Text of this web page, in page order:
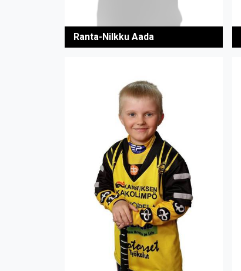
Ranta-Nilkku Aada